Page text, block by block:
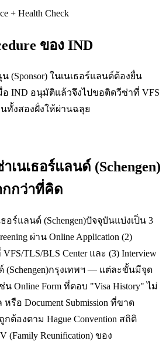
+ Health Check
ของ IND
ในเนเธอร์แลนด์ต้องยื่น
อ IND อนุมัติแล้วจึงไปขอติดวีซ่าที่ VFS
ทั้งสองฝั่งให้ผ่านฉลุย
เนเธอร์แลนด์ (Schengen)
กกว่าที่คิด
อร์แลนด์ (Schengen)ปัจจุบันแบ่งเป็น 3
ผ่าน Online Application (2)
VFS/TLS/BLS Center และ (3) Interview
(Schengen)กรุงเทพฯ — แต่ละขั้นมีจุด
Online Form ที่ตอบ "Visa History" ไม่
อ Document Submission ที่ขาด
กต้องตาม Hague Convention สถิติ
(Family Reunification) ของ